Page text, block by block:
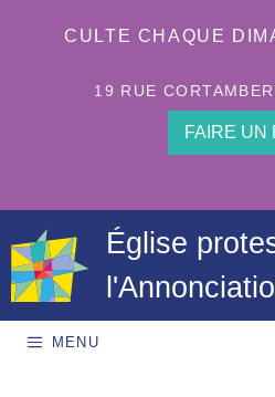
CULTE CHAQUE
19 RUE
FAIRE UN
Église
MENU